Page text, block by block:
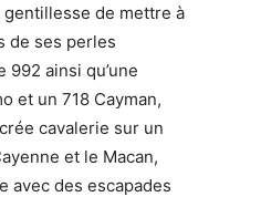
gentillesse de mettre à
de ses perles
992 ainsi qu’une
et un 718 Cayman,
cavalerie sur un
et le Macan,
avec des escapades